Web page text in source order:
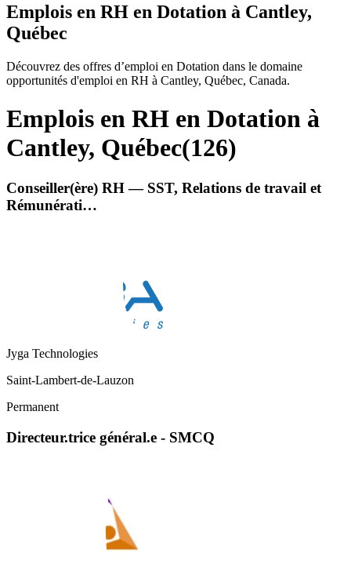
Emplois en RH en Dotation à Cantley,
Québec
Découvrez des offres d’emploi en Dotation dans le domaine
opportunités d'emploi en RH à Cantley, Québec, Canada.
Emplois en RH en Dotation à
Cantley, Québec(126)
Conseiller(ère) RH — SST, Relations de travail et
Rémunérati…
Jyga Technologies
Saint-Lambert-de-Lauzon
Permanent
Directeur.trice général.e - SMCQ